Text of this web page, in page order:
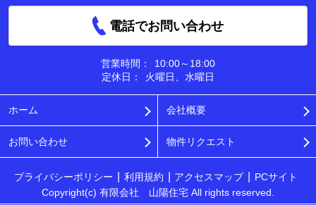
電話でお問い合わせ
営業時間：
10:00～18:00
定休日：
火曜日、水曜日
ホーム 会社概要
お問い合わせ 物件リクエスト
プライバシーポリシー 利用規約 アクセスマップ
PCサイト
Copyright(c) 有限会社 山陽住宅 All rights reserved.